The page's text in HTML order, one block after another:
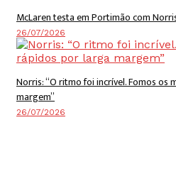
McLaren testa em Portimão com
26/07/2026
Norris: “O ritmo foi incrível. Fomos os
margem”
26/07/2026